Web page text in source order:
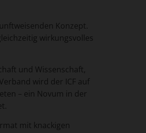
Konzept.
wirkungsvolles
und Wissenschaft,
wird der ICF auf
– ein Novum in der
mit knackigen